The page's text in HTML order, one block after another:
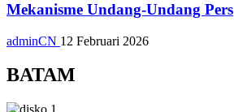
Mekanisme Undang-Undang Pers
adminCN 12 Februari 2026
BATAM